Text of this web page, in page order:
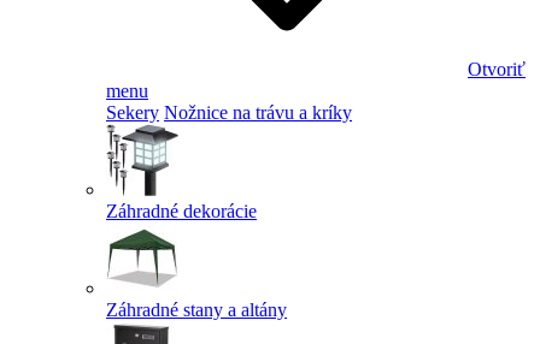
Otvoriť
menu
Sekery Nožnice na trávu a kríky
Záhradné dekorácie
Záhradné stany a altány